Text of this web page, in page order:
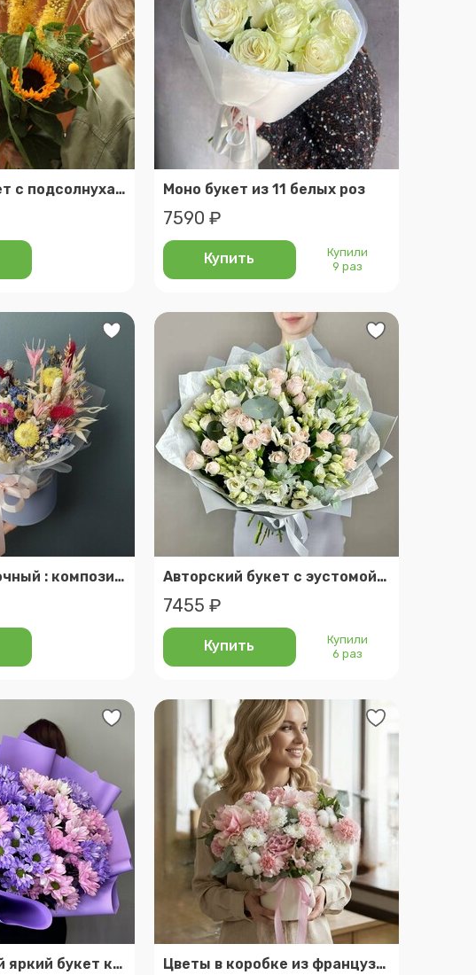
Большой букет с подсолнухами - летний букет подсолнухи Моно букет из 11 белых роз
7590 ₽
Купить
Купили
9 раз
Набор подарочный : композиция из сухоцветов, свеча ручной работы Авторский букет с эустомой, кустовой пионовидной розой и эвкалиптом
7455 ₽
Купить
Купили
6 раз
Потрясающий яркий букет кустовых хризантем Цветы в коробке из французских роз, хризантем и альстромерии